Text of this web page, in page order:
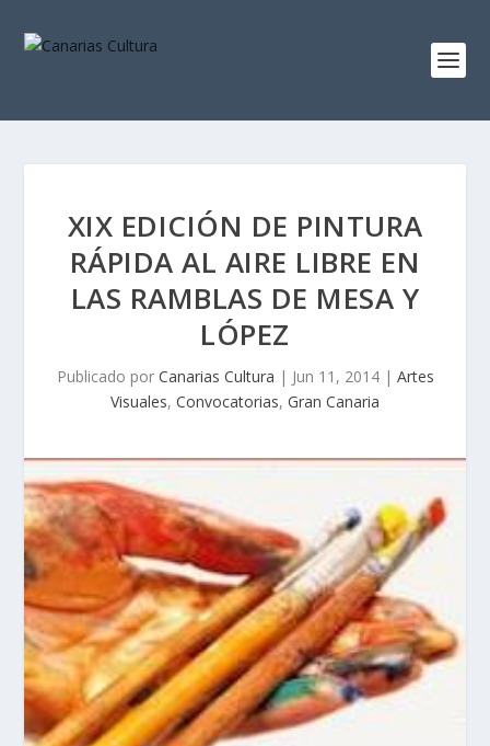
XIX EDICIÓN DE PINTURA
RÁPIDA AL AIRE LIBRE EN
LAS RAMBLAS DE MESA Y
LÓPEZ
Publicado por Canarias Cultura | Jun 11, 2014| Artes
Visuales, Convocatorias, Gran Canaria